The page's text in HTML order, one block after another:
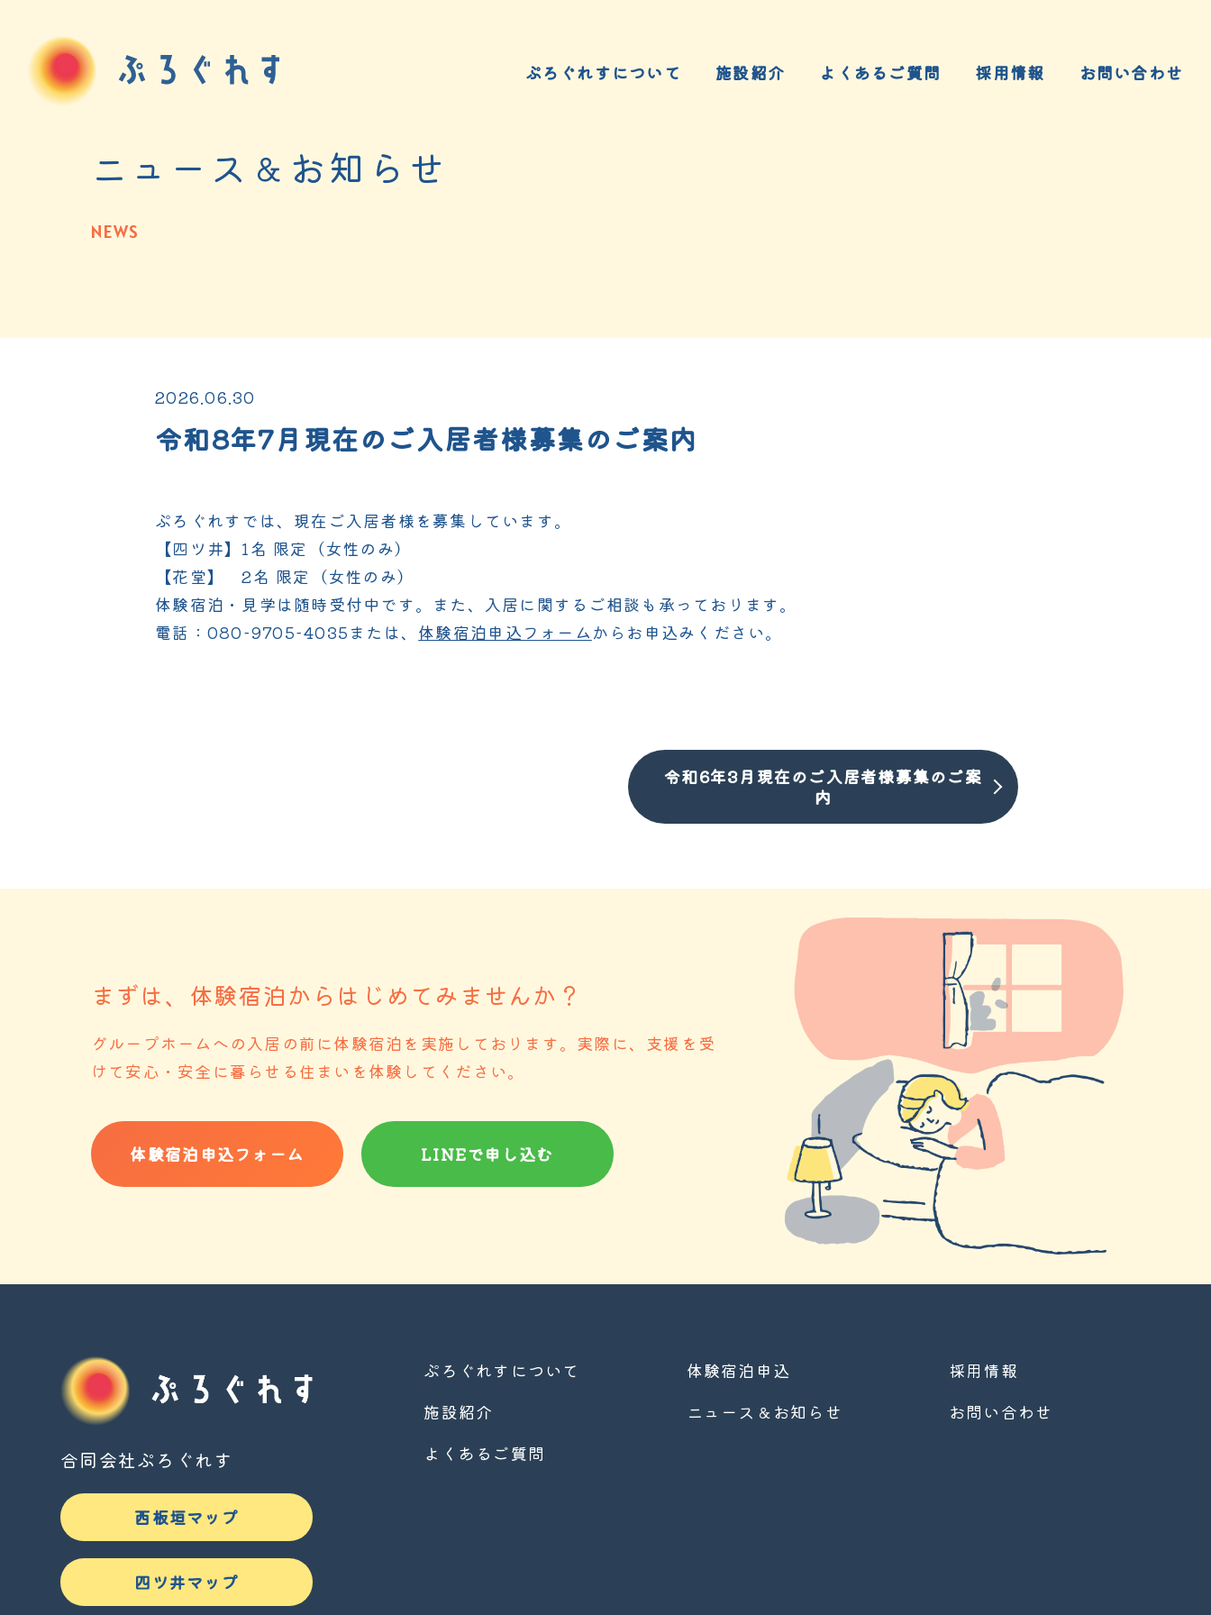
ぷろぐれすについて 施設紹介 よくあるご質問 採用情報 お問い合わせ
ニュース＆お知らせ
NEWS
2026.06.30
令和8年7月現在のご入居者様募集のご案内
ぷろぐれすでは、現在ご入居者様を募集しています。
【四ツ井】1名 限定（女性のみ）
【花堂】 2名 限定（女性のみ）
体験宿泊・見学は随時受付中です。また、入居に関するご相談も承っております。
電話：080-9705-4035または、 体験宿泊申込フォームからお申込みください。
令和6年3月現在のご入居者様募集のご案
内
まずは、体験宿泊からはじめてみませんか？
グループホームへの入居の前に体験宿泊を実施しております。実際に、支援を受
けて安心・安全に暮らせる住まいを体験してください。
体験宿泊申込フォーム LINEで申し込む
合同会社ぷろぐれす
西板垣マップ
四ツ井マップ
ぷろぐれすについて
施設紹介
よくあるご質問
体験宿泊申込
ニュース＆お知らせ
採用情報
お問い合わせ